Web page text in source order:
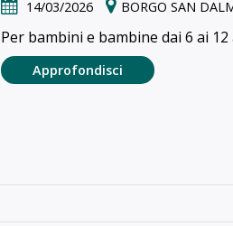
14/03/2026 BORGO SAN
Per bambini e bambine dai 6 ai 12
Approfondisci